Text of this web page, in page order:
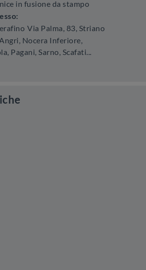
in fusione da stampo
Via Palma, 83, Striano
Nocera Inferiore,
Pagani, Sarno, Scafati...